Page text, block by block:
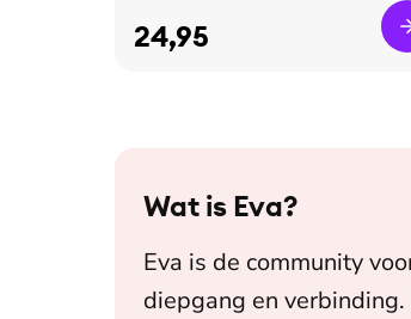
24,95
Wat is Eva?
Eva is de community
diepgang en